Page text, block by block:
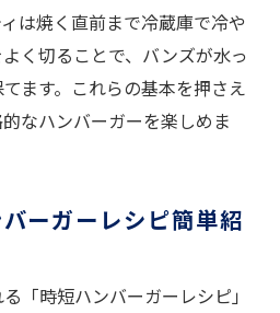
は焼く直前まで冷蔵庫で冷や
く切ることで、バンズが水っ
ます。これらの基本を押さえ
なハンバーガーを楽しめま
ーガーレシピ簡単紹
「時短ハンバーガーレシピ」